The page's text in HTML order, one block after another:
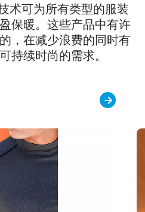
术可为所有类型的服装
保暖。这些产品中有许
，在减少浪费的同时有
持续时尚的需求。